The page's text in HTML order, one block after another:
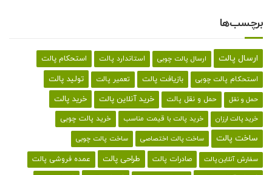
برچسب‌ها
ارسال پالت ارسال پالت چوبی استاندارد پالت استحکام پالت
استحکام پالت چوبی بازیافت پالت تعمیر پالت تولید پالت
حمل و نقل حمل و نقل پالت خرید آنلاین پالت خرید پالت
خرید پالت ارزان خرید پالت با قیمت مناسب خرید پالت چوبی
ساخت پالت ساخت پالت اختصاصی ساخت پالت چوبی
سفارش آنلاین پالت صادرات پالت طراحی پالت عمده فروشی پالت